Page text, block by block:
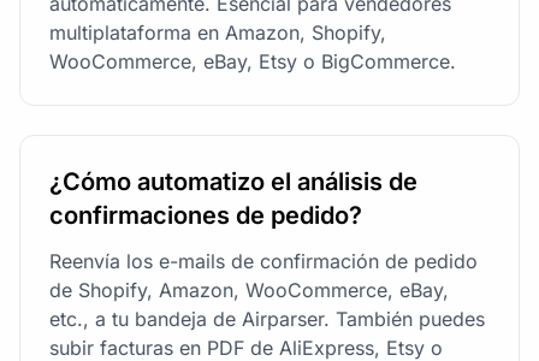
multiplataforma en Amazon, Shopify,
WooCommerce, eBay, Etsy o BigCommerce.
¿Cómo automatizo el análisis de
confirmaciones de pedido?
Reenvía los e-mails de confirmación de pedido
de Shopify, Amazon, WooCommerce, eBay,
etc., a tu bandeja de Airparser. También puedes
subir facturas en PDF de AliExpress, Etsy o